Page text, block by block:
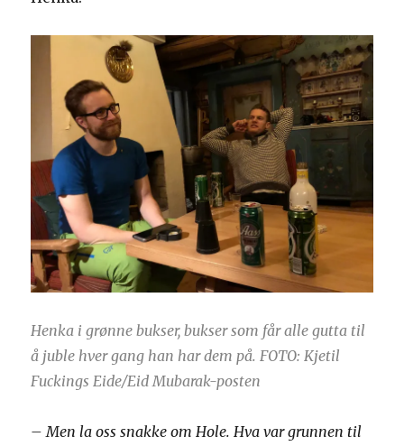
Henka i grønne bukser, bukser som får alle gutta til
å juble hver gang han har dem på. FOTO: Kjetil
Fuckings Eide/Eid Mubarak-posten
– Men la oss snakke om Hole. Hva var grunnen til